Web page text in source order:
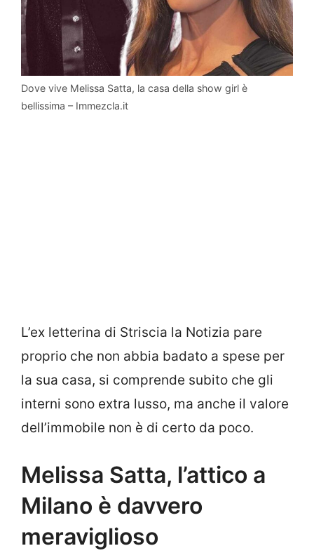
Dove vive Melissa Satta, la casa della show girl è
bellissima – Immezcla.it
L’ex letterina di Striscia la Notizia pare
proprio che non abbia badato a spese per
la sua casa, si comprende subito che gli
interni sono extra lusso, ma anche il valore
dell’immobile non è di certo da poco.
Melissa Satta, l’attico a
Milano è davvero
meraviglioso